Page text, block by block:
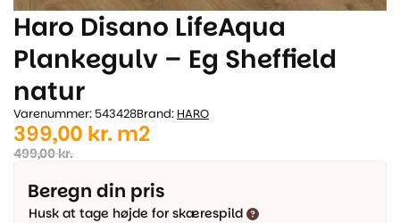
Haro Disano LifeAqua
Plankegulv – Eg Sheffield
natur
Varenummer: 543428Brand: HARO
499,00kr.
Den
oprindelige
pris
var:
399,00 kr.
Den
aktuelle
pris
er:
m2
Beregn din pris
Husk at tage højde for skærespild